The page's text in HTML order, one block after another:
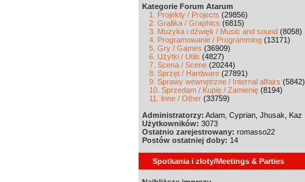
Kategorie Forum Atarum
1. Projekty / Projects (29856)
2. Grafika / Graphics (6815)
3. Muzyka i dźwięk / Music and sound (8058)
4. Programowanie / Programming (13171)
5. Gry / Games (36909)
6. Użytki / Utils (4827)
7. Scena / Scene (20244)
8. Sprzęt / Hardware (27891)
9. Sprawy wewnętrzne / Internal affairs (5842)
10. Sprzedam / Kupię / Zamienię (8194)
11. Inne / Other (33759)
Administratorzy: Adam, Cyprian, Jhusak, Kaz
Użytkowników: 3073
Ostatnio zarejestrowany: romasso22
Postów ostatniej doby: 14
Spotkania i zloty/Meetings & Parties